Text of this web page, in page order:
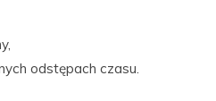
odstępach czasu.